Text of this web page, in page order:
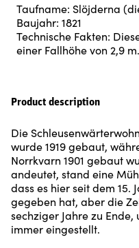
Taufname: Slöjderna
Baujahr: 1821
Technische Fakten:
einer Fallhöhe von 2,9 m.
Product description
Die
wurde 1919 gebaut,
Norrkvarn 1901 gebaut
andeutet, stand eine
dass es hier seit dem 15.
gegeben hat, aber die
sechziger Jahre zu
immer eingestellt.